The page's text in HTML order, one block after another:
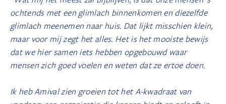
ochtends met een glimlach binnenkomen en diezelfde
glimlach meenemen naar huis. Dat lijkt misschien klein,
maar voor mij zegt het alles. Het is het mooiste bewijs
dat we hier samen iets hebben opgebouwd waar
mensen zich goed voelen en weten dat ze ertoe doen.
Ik heb Amival zien groeien tot het A-kwadraat van